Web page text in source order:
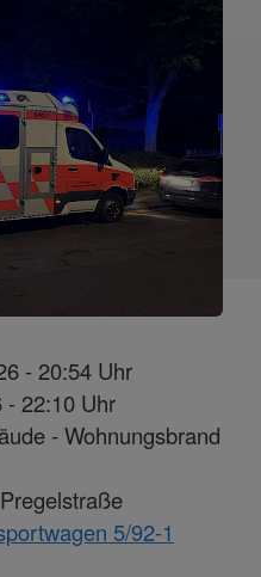
- 20:54 Uhr
- 22:10 Uhr
- Wohnungsbrand
5/92-1